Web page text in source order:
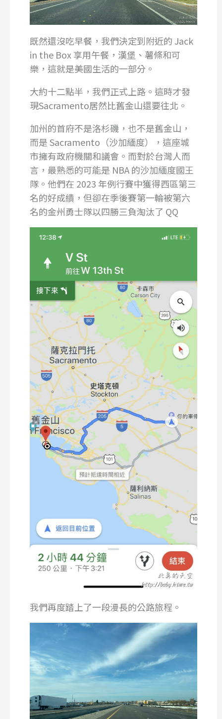
既然還沒吃早餐，我們決定到附近的 Jack
in the Box 享用午餐，漢堡、薯條和可
樂，這就是美國生活的一部分。
大約十二點半，我們正式上路。這時才發
現Sacramento居然比舊金山還要往北。
加州的首府不是洛杉磯，也不是舊金山，
而是 Sacramento（沙加緬度），這座城
市擁有政府機關和議會。而對於台灣人而
言，最熟悉的可能是 NBA 的沙加緬度國王
隊。他們在 2023 年例行賽中獲得西區第三
名的好成績，但卻在季後賽第一輪被第六
名的金州勇士隊以四勝三負淘汰了 QQ
我們再度踏上了一段漫長的公路旅程。